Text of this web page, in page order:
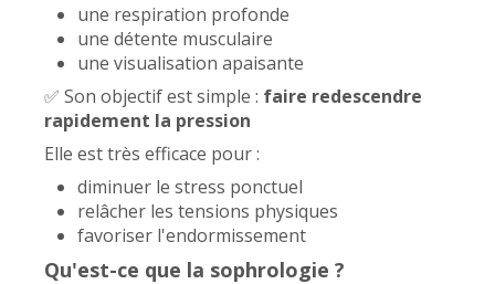
une respiration profonde
une détente musculaire
une visualisation apaisante
✅ Son objectif est simple : faire redescendre
rapidement la pression
Elle est très efficace pour :
diminuer le stress ponctuel
relâcher les tensions physiques
favoriser l'endormissement
Qu'est-ce que la sophrologie ?